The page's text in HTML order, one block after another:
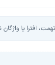
افترا یا واژگان